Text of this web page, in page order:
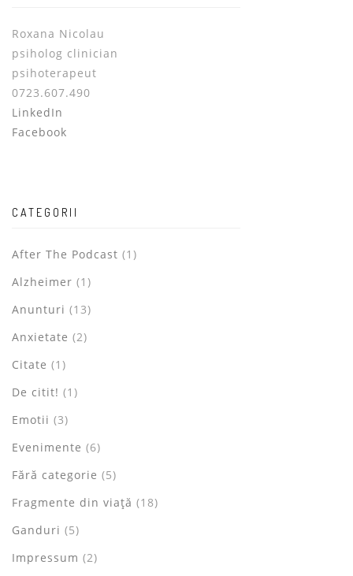
Roxana Nicolau
psiholog clinician
psihoterapeut
0723.607.490
LinkedIn
Facebook
CATEGORII
After The Podcast (1)
Alzheimer (1)
Anunturi (13)
Anxietate (2)
Citate (1)
De citit! (1)
Emotii (3)
Evenimente (6)
Fără categorie (5)
Fragmente din viață (18)
Ganduri (5)
Impressum (2)